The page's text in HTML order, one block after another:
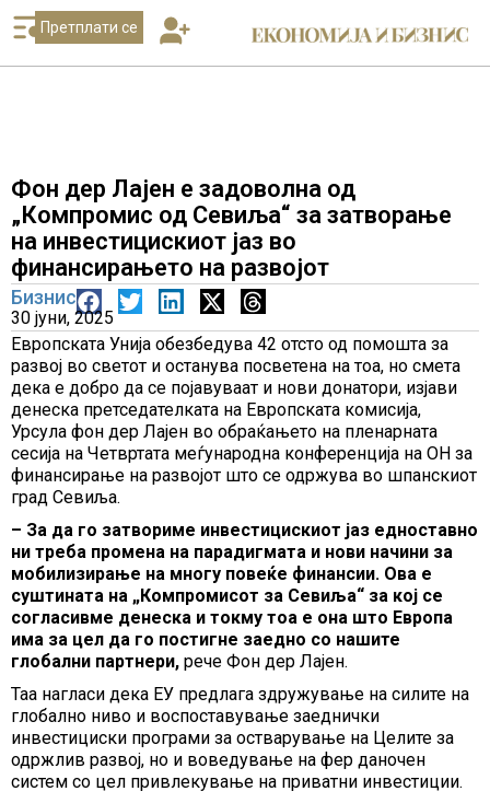
Претплати се
Фон дер Лајен е задоволна од
„Компромис од Севиља“ за затворање
на инвестицискиот јаз во
финансирањето на развојот
Бизнис
30 јуни, 2025
Европската Унија обезбедува 42 отсто од помошта за
развој во светот и останува посветена на тоа, но смета
дека е добро да се појавуваат и нови донатори, изјави
денеска претседателката на Европската комисија,
Урсула фон дер Лајен во обраќањето на пленарната
сесија на Четвртата меѓународна конференција на ОН за
финансирање на развојот што се одржува во шпанскиот
град Севиља.
– За да го затвориме инвестицискиот јаз едноставно
ни треба промена на парадигмата и нови начини за
мобилизирање на многу повеќе финансии. Ова е
суштината на „Компромисот за Севиља“ за кој се
согласивме денеска и токму тоа е она што Европа
има за цел да го постигне заедно со нашите
глобални партнери, рече Фон дер Лајен.
Таа нагласи дека ЕУ предлага здружување на силите на
глобално ниво и воспоставување заеднички
инвестициски програми за остварување на Целите за
одржлив развој, но и воведување на фер даночен
систем со цел привлекување на приватни инвестиции.